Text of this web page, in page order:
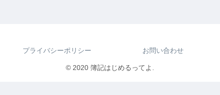
プライバシーポリシー お問い合わせ
© 2020 簿記はじめるってよ.